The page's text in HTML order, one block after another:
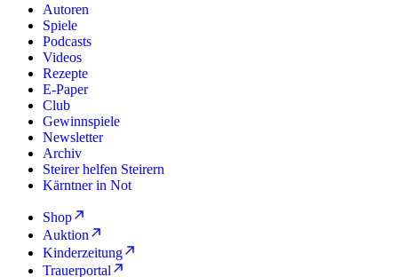
Autoren
Spiele
Podcasts
Videos
Rezepte
E-Paper
Club
Gewinnspiele
Newsletter
Archiv
Steirer helfen Steirern
Kärntner in Not
Shop
Auktion
Kinderzeitung
Trauerportal